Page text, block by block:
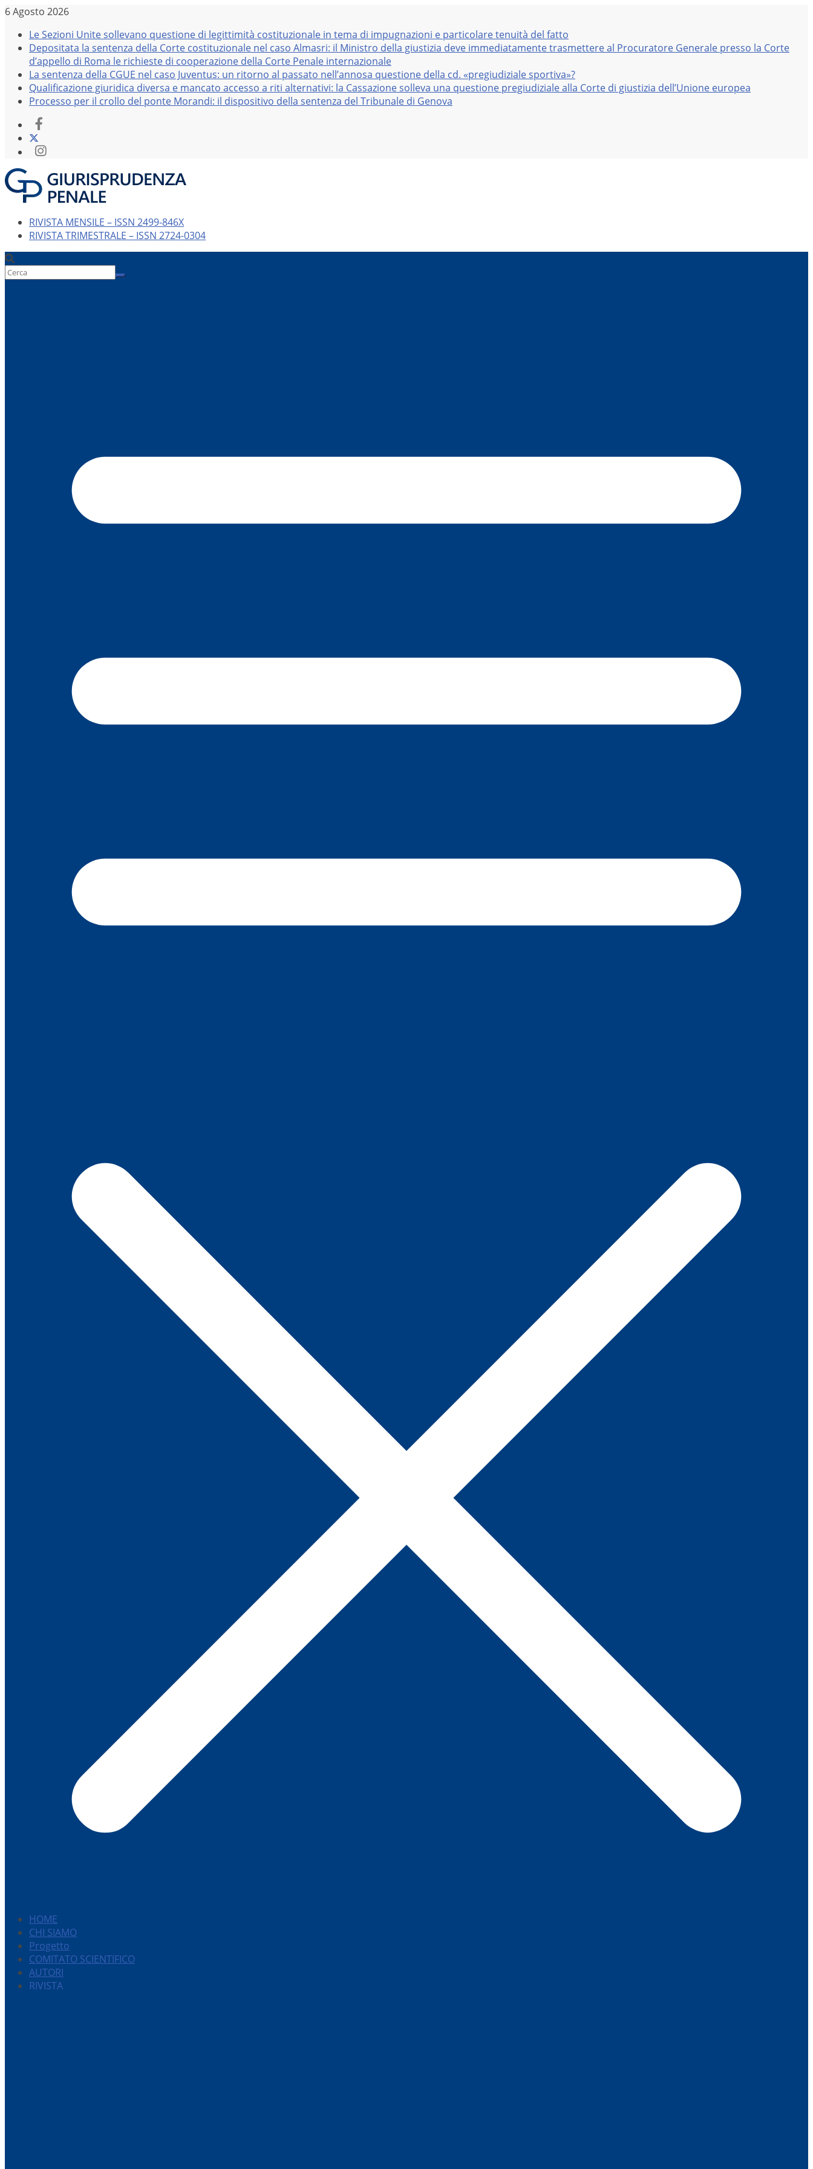
Salta
contenuto
6 Agosto 2026
Le Sezioni Unite sollevano questione di legittimità costituzionale in tema di impugnazioni e particolare tenuità del fatto
Depositata la sentenza della Corte costituzionale nel caso Almasri: il Ministro della giustizia deve immediatamente trasmettere al Procuratore Generale presso la Corte
d’appello di Roma le richieste di cooperazione della Corte Penale internazionale
La sentenza della CGUE nel caso Juventus: un ritorno al passato nell’annosa questione della cd. «pregiudiziale sportiva»?
Qualificazione giuridica diversa e mancato accesso a riti alternativi: la Cassazione solleva una questione pregiudiziale alla Corte di giustizia dell’Unione europea
Processo per il crollo del ponte Morandi: il dispositivo della sentenza del Tribunale di Genova
RIVISTA MENSILE – ISSN 2499-846X
RIVISTA TRIMESTRALE – ISSN 2724-0304
HOME
CHI SIAMO
Progetto
COMITATO SCIENTIFICO
AUTORI
RIVISTA